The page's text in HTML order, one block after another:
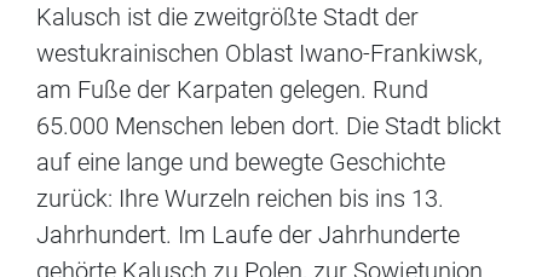
Kalusch ist die zweitgrößte Stadt der
westukrainischen Oblast Iwano-Frankiwsk,
am Fuße der Karpaten gelegen. Rund
65.000 Menschen leben dort. Die Stadt blickt
auf eine lange und bewegte Geschichte
zurück: Ihre Wurzeln reichen bis ins 13.
Jahrhundert. Im Laufe der Jahrhunderte
gehörte Kalusch zu Polen, zur Sowjetunion